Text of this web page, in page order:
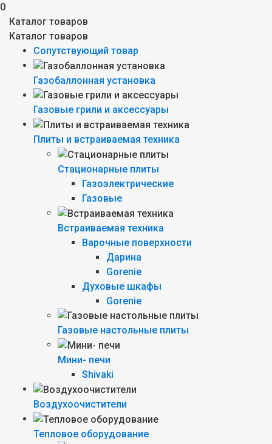
0
Каталог товаров
Каталог товаров
Сопутствующий товар
Газобаллонная установка
Газовые грили и аксессуары
Плиты и встраиваемая техника
Стационарные плиты
Газоэлектрические
Газовые
Встраиваемая техника
Варочные поверхности
Дарина
Gorenie
Духовые шкафы
Gorenie
Газовые настольные плиты
Мини- печи
Shivaki
Воздухоочистители
Тепловое оборудование